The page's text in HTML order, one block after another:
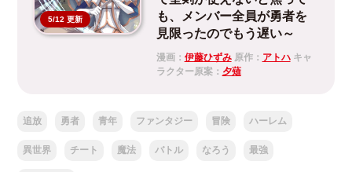
5/12 更新
も、メンバー全員が勇者を
見限ったのでもう遅い～
漫画： 伊藤ひずみ原作： アトハキャ
ラクター原案： 夕薙
追放 勇者 青年 ファンタジー 冒険 ハーレム
異世界 チート 魔法 バトル なろう 最強